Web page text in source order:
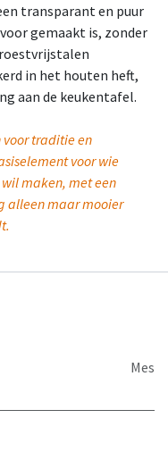
transparant en puur
gemaakt is, zonder
in het houten heft,
aan de keukentafel.
voor traditie en
voor wie
maken, met een
alleen maar mooier
Mes